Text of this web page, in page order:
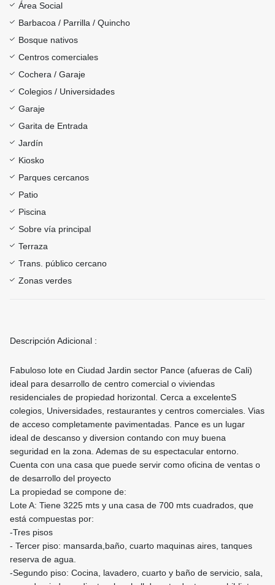
Área Social
Barbacoa / Parrilla / Quincho
Bosque nativos
Centros comerciales
Cochera / Garaje
Colegios / Universidades
Garaje
Garita de Entrada
Jardín
Kiosko
Parques cercanos
Patio
Piscina
Sobre vía principal
Terraza
Trans. público cercano
Zonas verdes
Descripción Adicional :
Fabuloso lote en Ciudad Jardin sector Pance (afueras de Cali)
ideal para desarrollo de centro comercial o viviendas
residenciales de propiedad horizontal. Cerca a excelenteS
colegios, Universidades, restaurantes y centros comerciales. Vias
de acceso completamente pavimentadas. Pance es un lugar
ideal de descanso y diversion contando con muy buena
seguridad en la zona. Ademas de su espectacular entorno.
Cuenta con una casa que puede servir como oficina de ventas o
de desarrollo del proyecto
La propiedad se compone de:
Lote A: Tiene 3225 mts y una casa de 700 mts cuadrados, que
está compuestas por:
-Tres pisos
- Tercer piso: mansarda,baño, cuarto maquinas aires, tanques
reserva de agua.
-Segundo piso: Cocina, lavadero, cuarto y baño de servicio, sala,